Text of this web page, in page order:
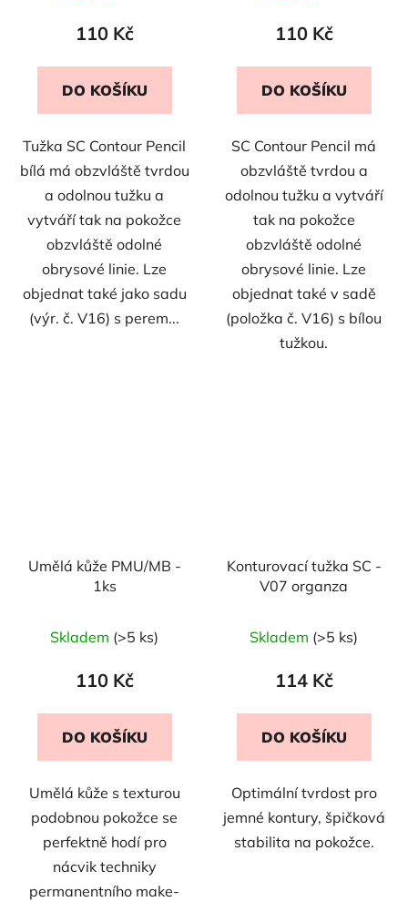
110 Kč
DO KOŠÍKU
Tužka SC Contour Pencil
bílá má obzvláště tvrdou
a odolnou tužku a
vytváří tak na pokožce
obzvláště odolné
obrysové linie. Lze
objednat také jako sadu
(výr. č. V16) s perem...
110 Kč
DO KOŠÍKU
SC Contour Pencil má
obzvláště tvrdou a
odolnou tužku a vytváří
tak na pokožce
obzvláště odolné
obrysové linie. Lze
objednat také v sadě
(položka č. V16) s bílou
tužkou.
Umělá kůže PMU/MB -
1ks
Skladem (>5 ks)
110 Kč
DO KOŠÍKU
Umělá kůže s texturou
podobnou pokožce se
perfektně hodí pro
nácvik techniky
permanentního make-
Konturovací tužka SC -
V07 organza
Skladem (>5 ks)
114 Kč
DO KOŠÍKU
Optimální tvrdost pro
jemné kontury, špičková
stabilita na pokožce.